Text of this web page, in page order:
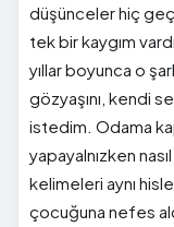
düşünceler hiç
tek bir kaygım
yıllar boyunca o
gözyaşını, kendi
istedim. Odama
yapayalnızken
kelimeleri aynı
çocuğuna nefes